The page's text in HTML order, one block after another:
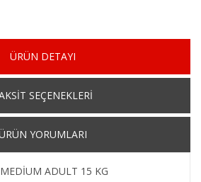
ÜRÜN DETAYI
SEÇENEKLERİ
YORUMLARI
ADULT 15 KG